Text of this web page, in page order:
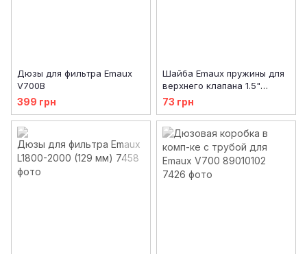
Дюзы для фильтра Emaux
V700B
399 грн
Шайба Emaux пружины для
верхнего клапана 1.5"
1181002
73 грн